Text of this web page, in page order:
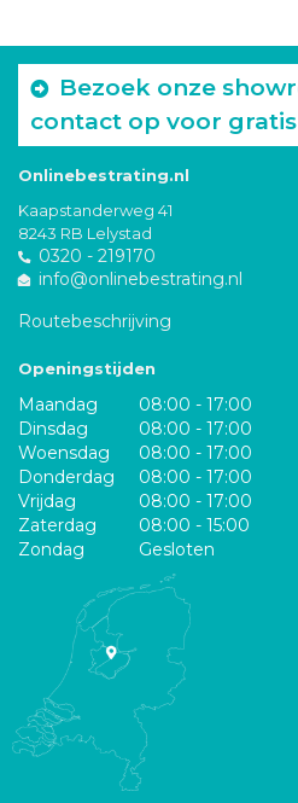
Bezoek onze
contact op voor
Onlinebestrating.nl
Kaapstanderweg 41
8243 RB Lelystad
0320 - 219170
info@onlinebestrating.nl
Routebeschrijving
Openingstijden
Maandag
08:00 - 17:00
Dinsdag
08:00 - 17:00
Woensdag
08:00 - 17:00
Donderdag
08:00 - 17:00
Vrijdag
08:00 - 17:00
Zaterdag
08:00 - 15:00
Zondag
Gesloten